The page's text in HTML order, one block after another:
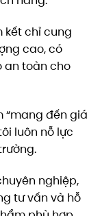
kết chỉ cung
cao, có
an toàn cho
“mang đến giá
luôn nỗ lực
nghiệp,
tư vấn và hỗ